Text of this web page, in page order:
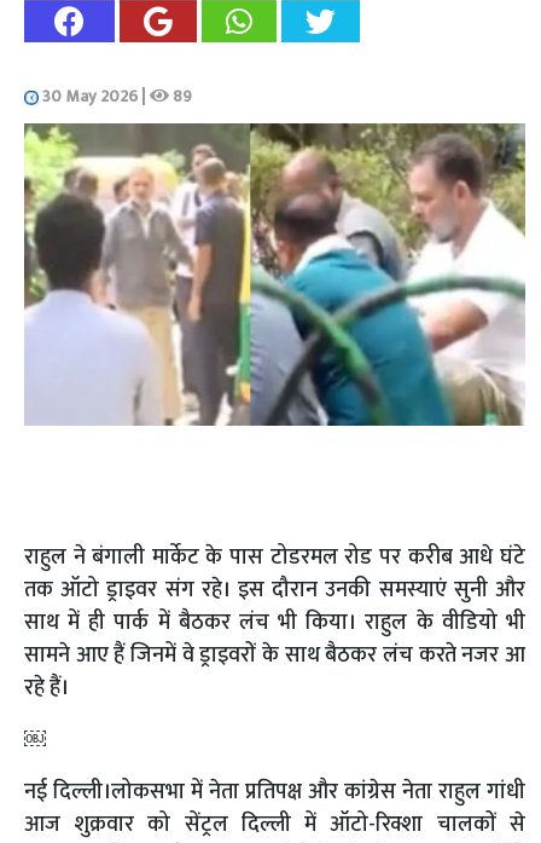
30 May 2026| 89
राहुल ने बंगाली मार्केट के पास टोडरमल रोड पर करीब आधे घंटे
तक ऑटो ड्राइवर संग रहे। इस दौरान उनकी समस्याएं सुनी और
साथ में ही पार्क में बैठकर लंच भी किया। राहुल के वीडियो भी
सामने आए हैं जिनमें वे ड्राइवरों के साथ बैठकर लंच करते नजर आ
रहे हैं।
￼
नई दिल्ली।लोकसभा में नेता प्रतिपक्ष और कांग्रेस नेता राहुल गांधी
आज शुक्रवार को सेंट्रल दिल्ली में ऑटो-रिक्शा चालकों से